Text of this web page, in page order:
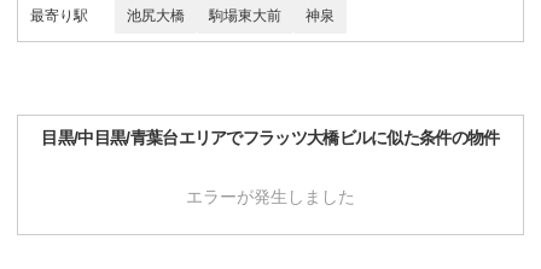
最寄り駅 池尻大橋 駒場東大前 神泉
目黒/中目黒/青葉台エリアでフラッツ大橋ビルに似た条件の物件
エラーが発生しました